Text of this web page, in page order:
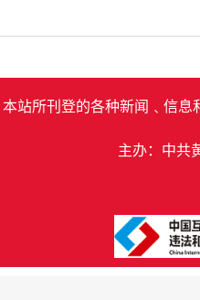
本站所刊登的各种新闻﹑信息
主办：中共